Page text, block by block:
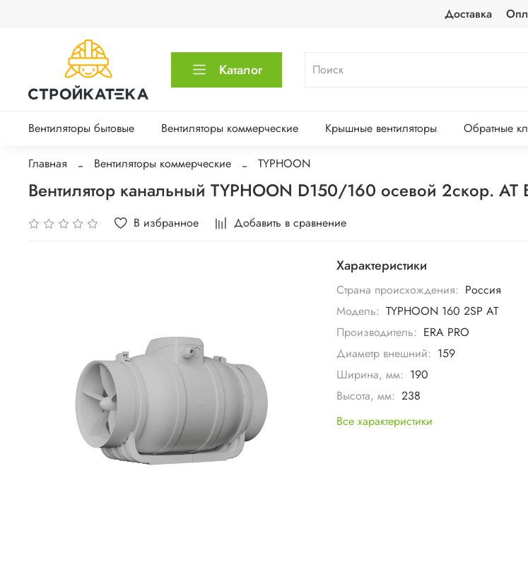
Доставка
Каталог
Вентиляторы бытовые Вентиляторы коммерческие Крышные вентиляторы Обратные
Главная Вентиляторы коммерческие TYPHOON
Вентилятор канальный TYPHOON D150/160 осевой 2скор. AT
В избранное Добавить в сравнение
Характеристики
Страна происхождения: Россия
Модель: TYPHOON 160 2SP AT
Производитель: ERA PRO
Диаметр внешний: 159
Ширина, мм: 190
Высота, мм: 238
Все характеристики